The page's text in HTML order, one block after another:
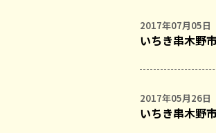
2017年07月05日
いちき串木野
2017年05月26日
いちき串木野